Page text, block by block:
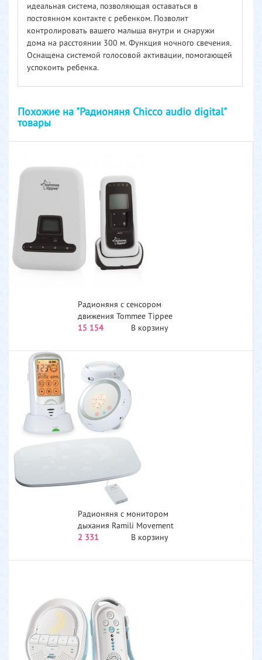
идеальная система, позволяющая оставаться в
постоянном контакте с ребенком. Позволит
контролировать вашего малыша внутри и снаружи
дома на расстоянии 300 м. Функция ночного свечения.
Оснащена системой голосовой активации, помогающей
успокоить ребенка.
Похожие на "Радионяня Chicco аudio digital"
товары
Радионяня c сенсором
движения Tommee Tippee
Closer to nature...
15 154 В корзину
Радионяня с монитором
дыхания Ramili Movement
Sensor Pad SP100...
2 331 В корзину